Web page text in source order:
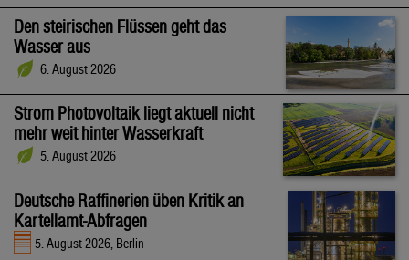
Den steirischen Flüssen geht das
Wasser aus
6. August 2026
Strom Photovoltaik liegt aktuell nicht
mehr weit hinter Wasserkraft
5. August 2026
Deutsche Raffinerien üben Kritik an
Kartellamt-Abfragen
5. August 2026, Berlin